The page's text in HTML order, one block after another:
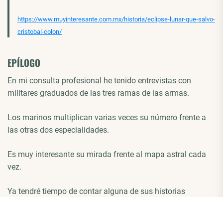
https://www.muyinteresante.com.mx/historia/eclipse-lunar-que-salvo-
cristobal-colon/
EPÍLOGO
En mi consulta profesional he tenido entrevistas con
militares graduados de las tres ramas de las armas.
Los marinos multiplican varias veces su número frente a
las otras dos especialidades.
Es muy interesante su mirada frente al mapa astral cada
vez.
Ya tendré tiempo de contar alguna de sus historias